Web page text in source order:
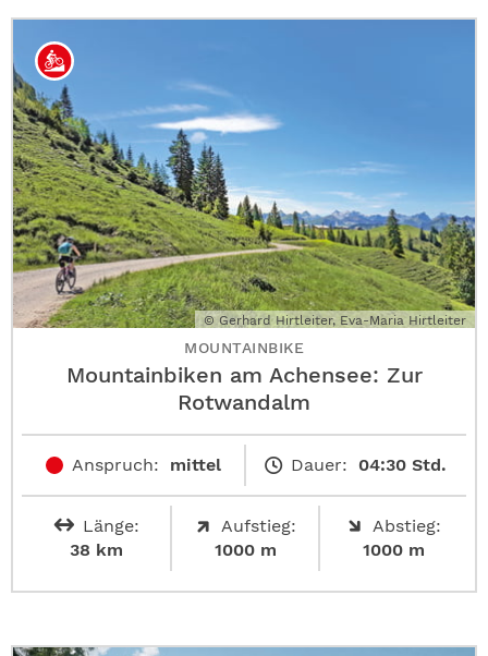
© Gerhard Hirtleiter, Eva-Maria Hirtleiter
MOUNTAINBIKE
Mountainbiken am Achensee: Zur
Rotwandalm
Anspruch: mittel Dauer: 04:30 Std.
Länge:
38 km
Aufstieg:
1000 m
Abstieg:
1000 m